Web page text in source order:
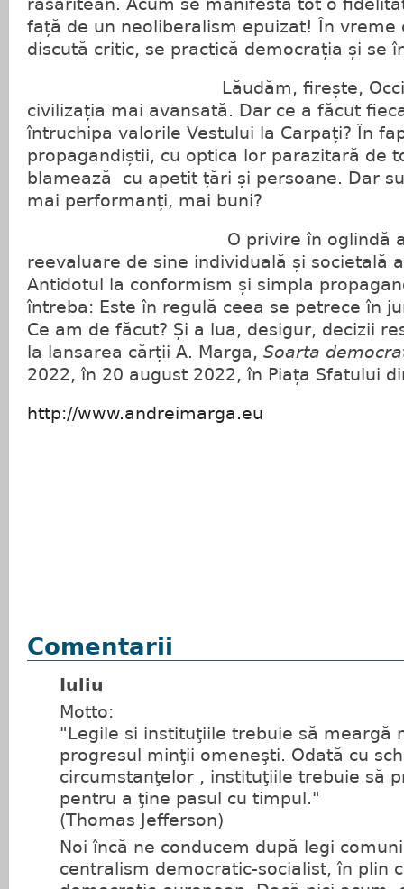
răsăritean. Acum se manifestă tot o
față de un neoliberalism epuizat! În vreme
discută critic, se practică democrația și se
Lăudăm, firește,
civilizația mai avansată. Dar ce a făcut
întruchipa valorile Vestului la Carpați? În
propagandiștii, cu optica lor parazitară de
blamează cu apetit țări și persoane. Dar
mai performanți, mai buni?
O privire în oglindă a
reevaluare de sine individuală și societală
Antidotul la conformism și simpla
întreba: Este în regulă ceea se petrece în
Ce am de făcut? Și a lua, desigur, decizii
la lansarea cărții A. Marga, Soarta
2022, în 20 august 2022, în Piața Sfatului
http://www.andreimarga.eu
Comentarii
Iuliu
Motto:
"Legile si instituţiile trebuie să meargă
progresul minţii omeneşti. Odată cu
circumstanţelor , instituţiile trebuie să
pentru a ţine pasul cu timpul."
(Thomas Jefferson)
Noi încă ne conducem după legi
centralism democratic-socialist, în plin